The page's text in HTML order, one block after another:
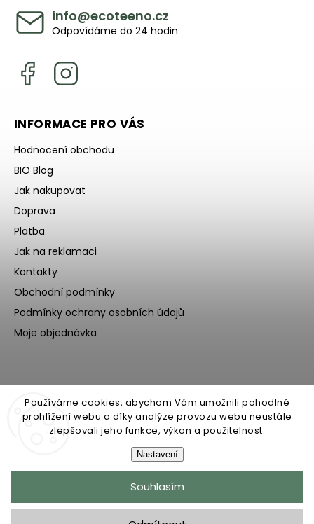
Používáme cookies, abychom Vám umožnili pohodlné
prohlížení webu a díky analýze provozu webu neustále
zlepšovali jeho funkce, výkon a použitelnost.
Nastavení
Souhlasím
info@ecoteeno.cz
Odpovídáme do 24 hodin
INFORMACE PRO VÁS
Hodnocení obchodu
BIO Blog
Jak nakupovat
Doprava
Platba
Jak na reklamaci
Kontakty
Obchodní podmínky
Podmínky ochrany osobních údajů
Moje objednávka
Ecoteeno. Všechna práva vyhrazena.
Grafický návrh vytvořil a nakódoval